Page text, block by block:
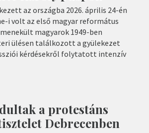
az országba 2026. április 24-én
i volt az első magyar református
magyarok 1949-ben
ülésen találkozott a gyülekezet
kérdésekről folytatott intenzív
a protestáns
Debrecenben